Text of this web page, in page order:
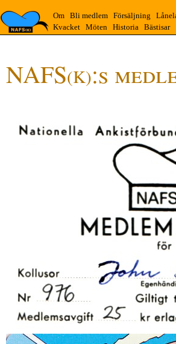
Om
Bli medlem Försäljning
Kvacket Möten Historia Bästisar
NAFS(K):s